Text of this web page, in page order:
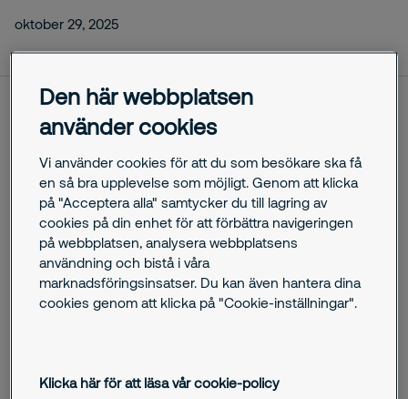
oktober 29, 2025
I juni genomförs Volvo Car Scandinavian Mixed på
under tävlingen som även i år drar stornamn inom sporten
som Henrik Stenson och Annika Sörenstam och omnämns
som världens första jämställda golftävling.
Under golfeventet Volvo Car Scandinavian Mixed som går av
stapeln 9 – 12 juni 2022 ansvar Securitas Sverige AB för den
personella säkerheten samt att tillhandahålla tekniska
portabla säkerhetslösningar vid behov.Fredrik Ahlqvist
kontrollera flöden och skydda eventet mot att obehöriga tar
Den här webbplatsen
använder cookies
Vi använder cookies för att du som besökare ska få
en så bra upplevelse som möjligt. Genom att klicka
på "Acceptera alla" samtycker du till lagring av
cookies på din enhet för att förbättra navigeringen
på webbplatsen, analysera webbplatsens
användning och bistå i våra
marknadsföringsinsatser. Du kan även hantera dina
cookies genom att klicka på "Cookie-inställningar".
Klicka här för att läsa vår cookie-policy